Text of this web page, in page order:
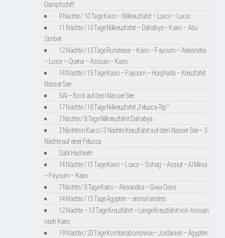
Dampfschiff
9 Nächte / 10 Tage Kairo – Nilkreuzfahrt – Luxor – Luxor
11 Nächte / 10 Tage Nilkreuzfahrt – Dahabya – Kairo – Abu
Simbel
12 Nächte / 13 Tage Rundreise – Kairo – Fayoum – Alexandria
– Luxor – Quena – Assuan – Kairo
14 Nächte / 15 Tage Kairo – Fayoum – Hurghada – Kreuzfahrt
Nasser See
SAI – Boot auf dem Nasser See
17 Nächte / 18 Tage Nilkreuzfahrt „Felucca-Trip“
7 Nächte / 8 Tage Nilkreuzfahrt Dahabya
2 Nächte in Kairo / 3 Nächte Kreuzfahrt auf dem Nasser See – 3
Nächte auf einer Felucca
Sahl Hasheeh
14 Nächte / 15 Tage Kairo – Luxor – Sohag – Assiut – Al Minia
– Fayoum – Kairo
7 Nächte / 8 Tage Kairo – Alexandria – Siwa Oase
14 Nächte / 15 Tage Ägypten – einmal anders
12 Nächte – 13 Tage Kreuzfahrt – Lange Kreuzfahrt von Assuan
nach Kairo
19 Nächte / 20 Tage Kombinationsreise – Jordanien – Ägypten